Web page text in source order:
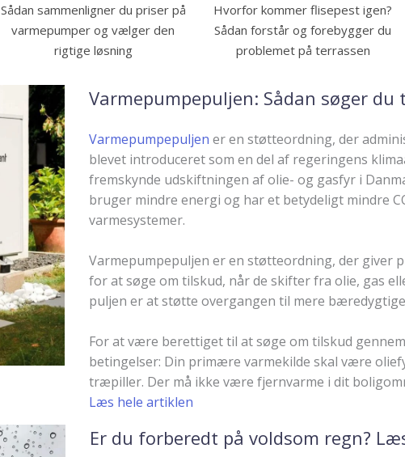
Sådan sammenligner du priser på
varmepumper og vælger den
rigtige løsning
Hvorfor kommer flisepest igen?
Sådan forstår og forebygger du
problemet på terrassen
Varmepumpepuljen: Sådan søger
Varmepumpepuljen er en støtteordning, der
blevet introduceret som en del af regeringens
fremskynde udskiftningen af olie- og gasfyr i
bruger mindre energi og har et betydeligt mindre
varmesystemer.
Varmepumpepuljen er en støtteordning, der giver
for at søge om tilskud, når de skifter fra olie, gas
puljen er at støtte overgangen til mere
For at være berettiget til at søge om tilskud
betingelser: Din primære varmekilde skal være
træpiller. Der må ikke være fjernvarme i dit
Læs hele artiklen
Er du forberedt på voldsom regn?